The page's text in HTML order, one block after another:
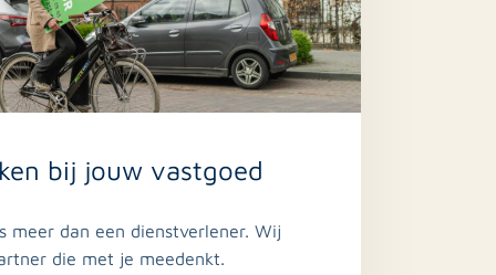
bij jouw vastgoed
meer dan een dienstverlener. Wij
die met je meedenkt.